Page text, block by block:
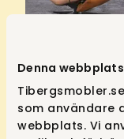
Denna
som användare
webbplats. Vi
Hjort Knudsen